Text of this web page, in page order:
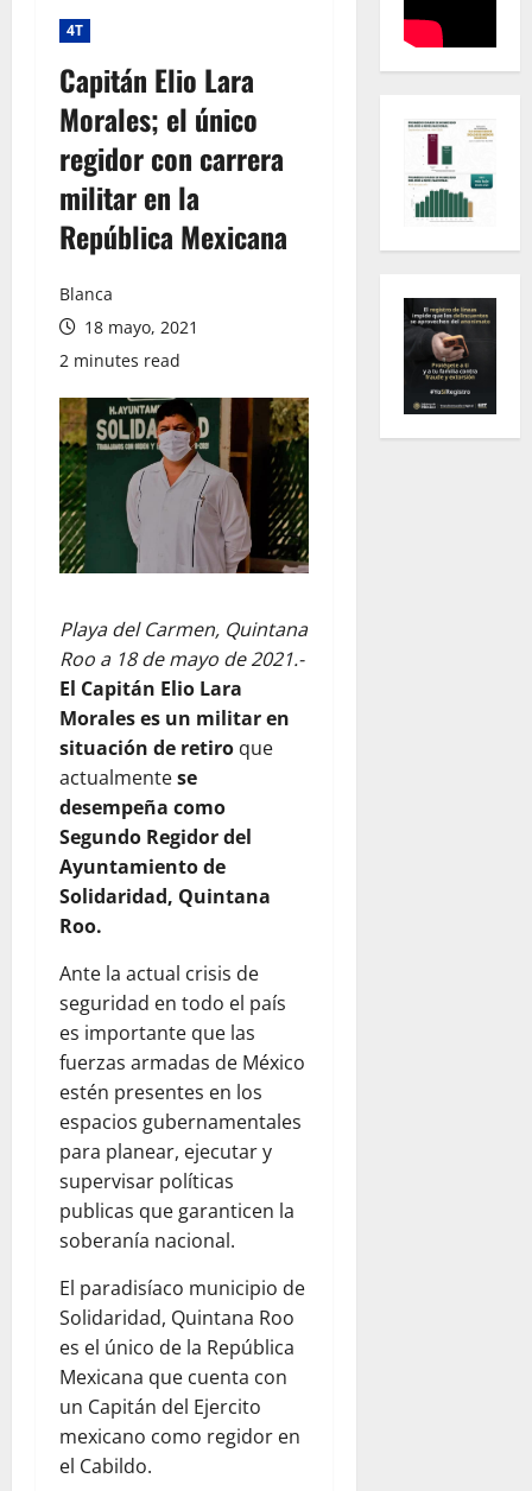
4T
Capitán Elio Lara
Morales; el único
regidor con carrera
militar en la
República Mexicana
Blanca
18 mayo, 2021
2 minutes read
Playa del Carmen, Quintana
Roo a 18 de mayo de 2021.-
El Capitán Elio Lara
Morales es un militar en
situación de retiro que
actualmentese
desempeña como
Segundo Regidor del
Ayuntamiento de
Solidaridad, Quintana
Roo.
Ante la actual crisis de
seguridad en todo el país
es importante que las
fuerzas armadas de México
estén presentes en los
espacios gubernamentales
para planear, ejecutar y
supervisar políticas
publicas que garanticen la
soberanía nacional.
El paradisíaco municipio de
Solidaridad, Quintana Roo
es el único de la República
Mexicana que cuenta con
un Capitán del Ejercito
mexicano como regidor en
el Cabildo.